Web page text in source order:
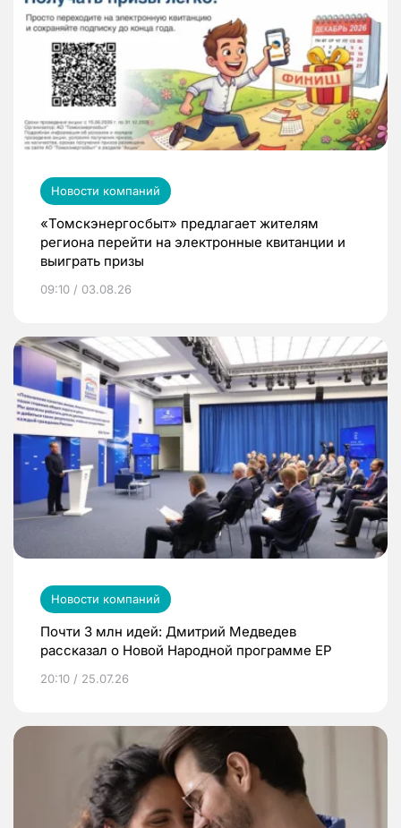
Новости компаний
«Томскэнергосбыт» предлагает жителям
региона перейти на электронные квитанции и
выиграть призы
09:10 / 03.08.26
Новости компаний
Почти 3 млн идей: Дмитрий Медведев
рассказал о Новой Народной программе ЕР
20:10 / 25.07.26